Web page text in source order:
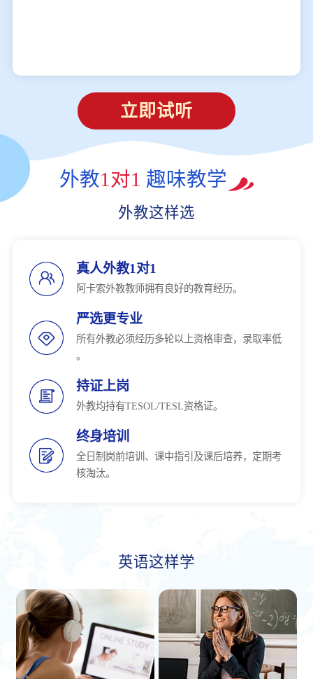
立即试听
外教1对1 趣味教学
外教这样选
真人外教1对1
阿卡索外教教师拥有良好的教育经历。
严选更专业
所有外教必须经历多轮以上资格审查，录取率低
。
持证上岗
外教均持有TESOL/TESL资格证。
终身培训
全日制岗前培训、课中指引及课后培养，定期考
核淘汰。
英语这样学